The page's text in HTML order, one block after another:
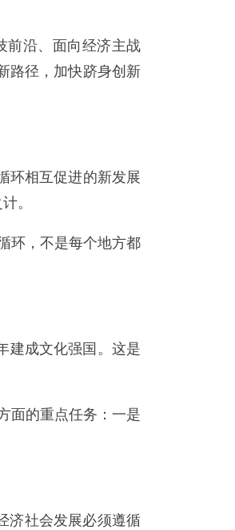
沿、面向经济主战
路径，加快跻身创新
环相互促进的新发展
。
环，不是每个地方都
建成文化强国。这是
面的重点任务：一是
济社会发展必须遵循